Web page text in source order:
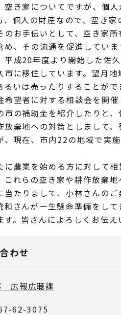
空き家についてですが、個
、個人の財産なので、空き
のお手伝いとして、空き家
め、その流通を促進していま
平成20年度より開始した佐
市に移住しています。望月
るいは売ったりすることが
希望者に対する相談会を開
市の補助金を紹介したりと
放棄地への対策としまして
、現在、市内22の地域で実
に農業を始める方に対して
これらの空き家や耕作放棄
当たりまして、小林さんの
和さんが一生懸命準備をし
す。皆さんによろしくお伝
わせ
広報広聴課
62-3075